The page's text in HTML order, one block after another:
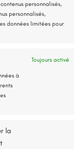
personnalisés,
personnalisés,
données limitées pour
Toujours activé
à
la de-Cé
en charge*